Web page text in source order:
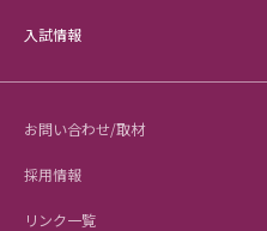
入試情報
お問い合わせ/取材
採用情報
リンク一覧